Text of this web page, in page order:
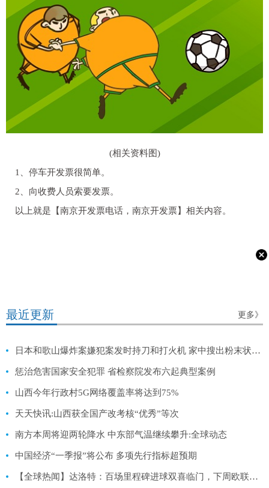
(相关资料图)
1、停车开发票很简单。
2、向收费人员索要发票。
以上就是【南京开发票电话，南京开发票】相关内容。
最近更新 更多》
日本和歌山爆炸案嫌犯案发时持刀和打火机 家中搜出粉末状物体
惩治危害国家安全犯罪 省检察院发布六起典型案例
山西今年行政村5G网络覆盖率将达到75%
天天快讯:山西获全国产改考核“优秀”等次
南方本周将迎两轮降水 中东部气温继续攀升:全球动态
中国经济“一季报”将公布 多项先行指标超预期
【全球热闻】达洛特：百场里程碑进球双喜临门，下周欧联杯和足总杯要更进一步